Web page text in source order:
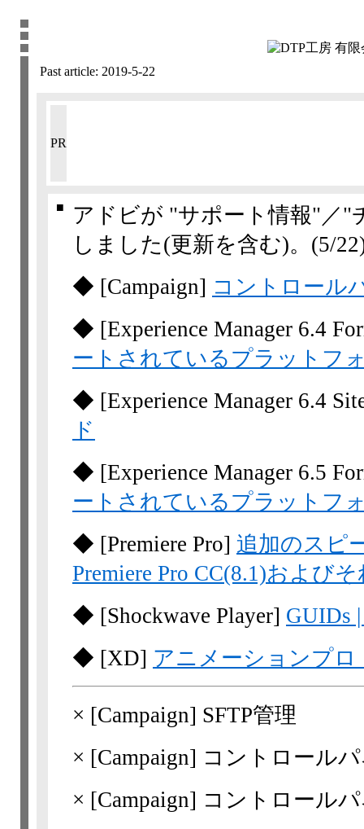
Past article: 2019-5-22
PR
■
アドビが "サポート情報"／"
しました(更新を含む)。 (5/
◆ [Campaign] コントロール
◆ [Experience Manager 6.4
ートされているプラットフ
◆ [Experience Manager 6.4
ド
◆ [Experience Manager 6.5
ートされているプラットフ
◆ [Premiere Pro] 追加のスピ
Premiere Pro CC(8.1)および
◆ [Shockwave Player] GUIDs
◆ [XD] アニメーションプ
× [Campaign] SFTP管理
× [Campaign] コントロール
× [Campaign] コントロール